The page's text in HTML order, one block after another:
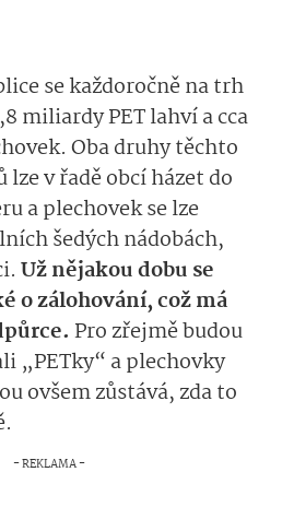
se každoročně na trh
miliardy PET lahví a cca
Oba druhy těchto
v řadě obcí házet do
a plechovek se lze
šedých nádobách,
Už nějakou dobu se
o zálohování, což má
Pro zřejmě budou
„PETky“ a plechovky
ovšem zůstává, zda to